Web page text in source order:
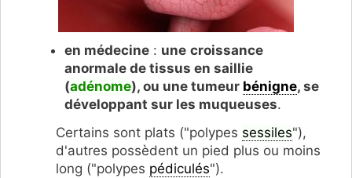
en médecine : une croissance
anormale de tissus en saillie
(adénome), ou une tumeur bénigne, se
développant sur les muqueuses.
Certains sont plats ("polypes sessiles"),
d'autres possèdent un pied plus ou moins
long ("polypes pédiculés").